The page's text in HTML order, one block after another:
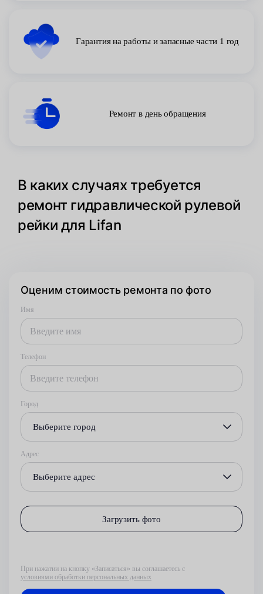
Гарантия на работы и запасные части 1 год
Ремонт в день обращения
В каких случаях требуется
ремонт гидравлической рулевой
рейки для Lifan
Оценим стоимость ремонта по фото
Имя
Телефон
Город
Выберите город
Адрес
Выберите адрес
Загрузить фото
При нажатии на кнопку «Записаться» вы соглашаетесь с
условиями обработки персональных данных